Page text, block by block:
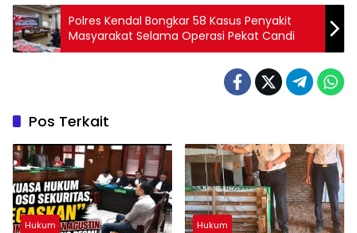
Polres Kendal Bongkar 58 Kasus Penyakit
Masyarakat Selama Operasi Pekat Candi
Pos Terkait
Hukum Hukum